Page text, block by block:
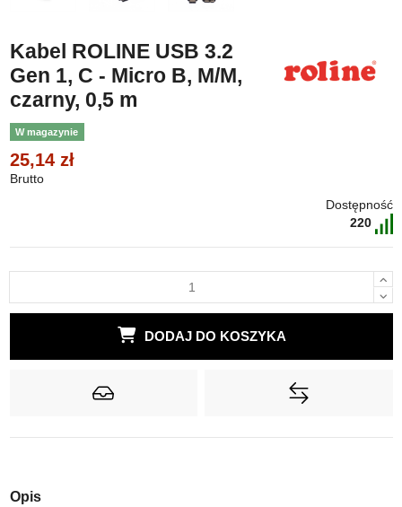
Kabel ROLINE USB 3.2
Gen 1, C - Micro B, M/M,
czarny, 0,5 m
W magazynie
25,14 zł
Brutto
Dostępność
220
DODAJ DO KOSZYKA
Opis